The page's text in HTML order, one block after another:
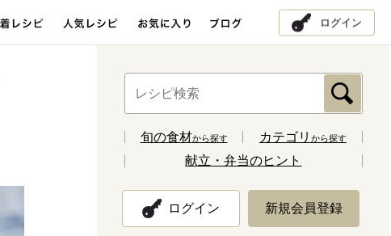
ログイン
旬の食材から探す カテゴリ から探す
献立・弁当のヒント
ログイン 新規会員登録